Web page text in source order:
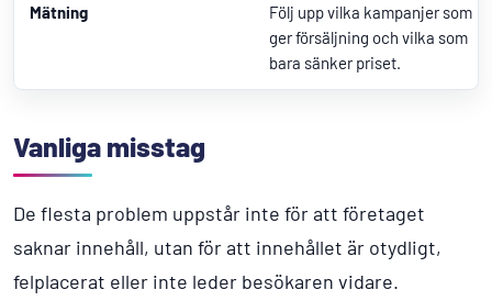
Mätning
Följ upp vilka kampanjer som
ger försäljning och vilka som
bara sänker priset.
Vanliga misstag
De flesta problem uppstår inte för att företaget
saknar innehåll, utan för att innehållet är otydligt,
felplacerat eller inte leder besökaren vidare.